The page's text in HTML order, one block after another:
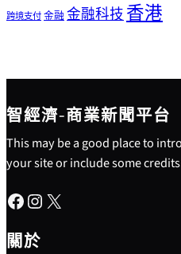
跨境支付金融 金融科技香港
智經濟-商業新聞平台
This may be a good place to
your site or include some
Facebook Instagram X
關於